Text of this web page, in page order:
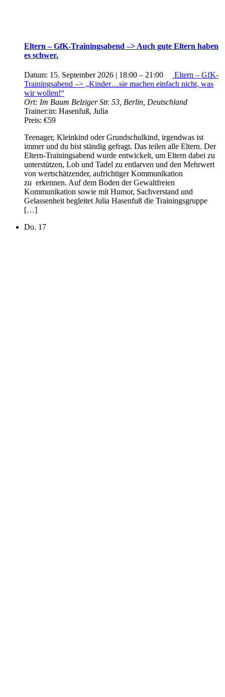
Eltern – GfK-Trainingsabend –> Auch gute Eltern haben
es schwer.
Datum: 15. September 2026 | 18:00 – 21:00
Eltern – GfK-
Trainingsabend –> „Kinder…sie machen einfach nicht, was
wir wollen!“
Ort: Im Baum Belziger Str. 53, Berlin, Deutschland
Trainer:in: Hasenfuß, Julia
Preis: €59
Teenager, Kleinkind oder Grundschulkind, irgendwas ist
immer und du bist ständig gefragt. Das teilen alle Eltern. Der
Eltern-Trainingsabend wurde entwickelt, um Eltern dabei zu
unterstützen, Lob und Tadel zu entlarven und den Mehrwert
von wertschätzender, aufrichtiger Kommunikation
zu erkennen. Auf dem Boden der Gewaltfreien
Kommunikation sowie mit Humor, Sachverstand und
Gelassenheit begleitet Julia Hasenfuß die Trainingsgruppe
[…]
Do. 17